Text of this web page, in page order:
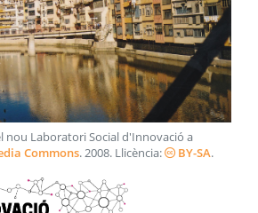
nou Laboratori Social d'Innovació a
Commons.2008. Llicència: BY-SA.